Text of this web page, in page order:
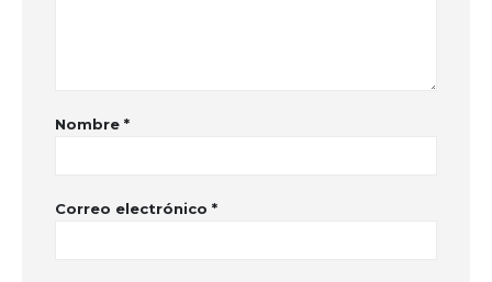
Nombre *
Correo electrónico *